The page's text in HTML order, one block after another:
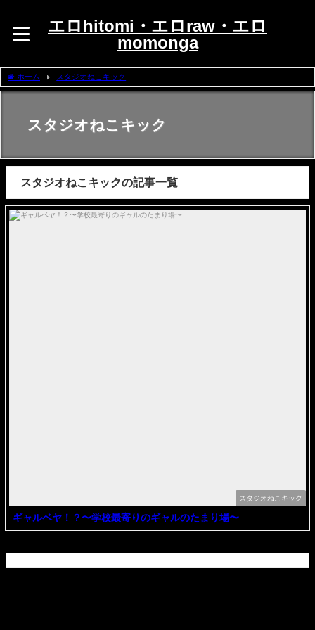
エロhitomi・エロraw・エロ
momonga
ホーム スタジオねこキック
スタジオねこキック
スタジオねこキックの記事一覧
スタジオねこキック
ギャルベヤ！？〜学校最寄りのギャルのたまり場〜